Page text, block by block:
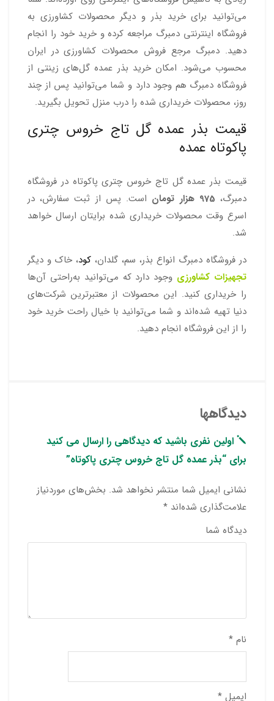
می‌توانید برای خرید بذر و دیگر محصولات کشاورزی به
فروشگاه اینترنتی دمبرگ مراجعه کرده و خرید خود را انجام
دهید. دمبرگ مرجع فروش محصولات کشاورزی در ایران
محسوب می‌شود. امکان خرید بذر عمده گل‌های زینتی از
فروشگاه دمبرگ هم وجود دارد و شما می‌توانید پس از چند
روز، محصولات خریداری شده را درب منزل تحویل بگیرید.
قیمت بذر عمده گل تاج خروس چتری
پاکوتاه عمده
قیمت بذر عمده گل تاج خروس چتری پاکوتاه در فروشگاه
دمبرگ، 975 هزار تومان
است. پس از ثبت سفارش، در
اسرع وقت محصولات خریداری شده برایتان ارسال خواهد
شد.
در فروشگاه دمبرگ انواع بذر، سم، گلدان، کود، خاک و دیگر
تجهیزات کشاورزی وجود دارد که می‌توانید به‌راحتی آن‌ها
را خریداری کنید. این محصولات از معتبرترین شرکت‌های
دنیا تهیه شده‌اند و شما می‌توانید با خیال راحت خرید خود
را از این فروشگاه انجام دهید.
دیدگاهها
اولین نفری باشید که دیدگاهی را ارسال می کنید
برای “بذر عمده گل تاج خروس چتری پاکوتاه”
نشانی ایمیل شما منتشر نخواهد شد. بخش‌های موردنیاز
علامت‌گذاری شده‌اند *
دیدگاه شما
نام *
ایمیل *